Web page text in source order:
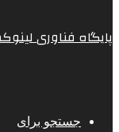
پایگاه فناوری
جستجو برای